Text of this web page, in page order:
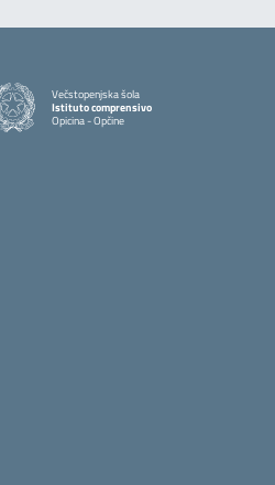
Večstopenjska šola
Istituto comprensivo
Opicina - Opčine